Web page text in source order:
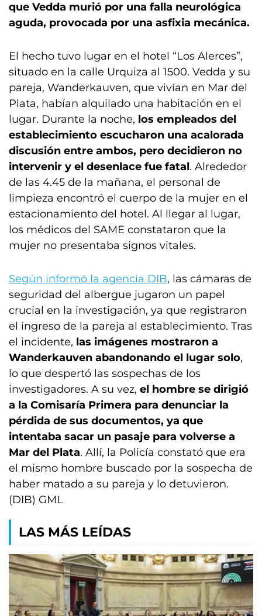
que Vedda murió por una falla neurológica
aguda, provocada por una asfixia mecánica.
El hecho tuvo lugar en el hotel “Los Alerces”,
situado en la calle Urquiza al 1500. Vedda y su
pareja, Wanderkauven, que vivían en Mar del
Plata, habían alquilado una habitación en el
lugar. Durante la noche, los empleados del
establecimiento escucharon una acalorada
discusión entre ambos, pero decidieron no
intervenir y el desenlace fue fatal. Alrededor
de las 4.45 de la mañana, el personal de
limpieza encontró el cuerpo de la mujer en el
estacionamiento del hotel. Al llegar al lugar,
los médicos del SAME constataron que la
mujer no presentaba signos vitales.
Según informó la agencia DIB, las cámaras de
seguridad del albergue jugaron un papel
crucial en la investigación, ya que registraron
el ingreso de la pareja al establecimiento. Tras
el incidente, las imágenes mostraron a
Wanderkauven abandonando el lugar solo,
lo que despertó las sospechas de los
investigadores. A su vez, el hombre se dirigió
a la Comisaría Primera para denunciar la
pérdida de sus documentos, ya que
intentaba sacar un pasaje para volverse a
Mar del Plata. Allí, la Policía constató que era
el mismo hombre buscado por la sospecha de
haber matado a su pareja y lo detuvieron.
(DIB) GML
LAS MÁS LEÍDAS